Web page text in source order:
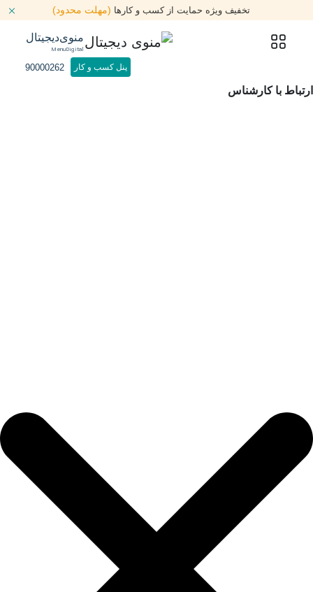
تخفیف ویژه حمایت از کسب و کارها (مهلت محدود)
منوی‌دیجیتال
MenuDigital
پنل کسب و کار
90000262
ارتباط با کارشناس